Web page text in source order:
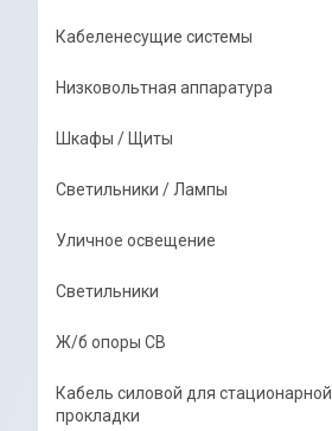
Кабеленесущие системы
Низковольтная аппаратура
Шкафы / Щиты
Светильники / Лампы
Уличное освещение
Светильники
Ж/б опоры СВ
Кабель силовой для стационарной
прокладки